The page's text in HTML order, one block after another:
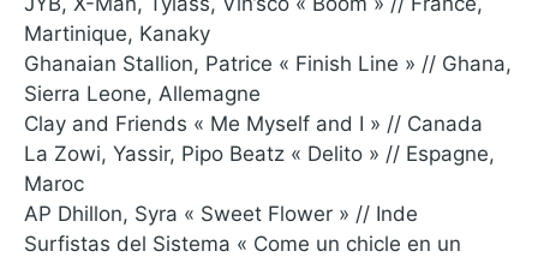
Martinique, Kanaky
Ghanaian Stallion, Patrice « Finish Line » // Ghana,
Sierra Leone, Allemagne
Clay and Friends « Me Myself and I » // Canada
La Zowi, Yassir, Pipo Beatz « Delito » // Espagne,
Maroc
AP Dhillon, Syra « Sweet Flower » // Inde
Surfistas del Sistema « Come un chicle en un